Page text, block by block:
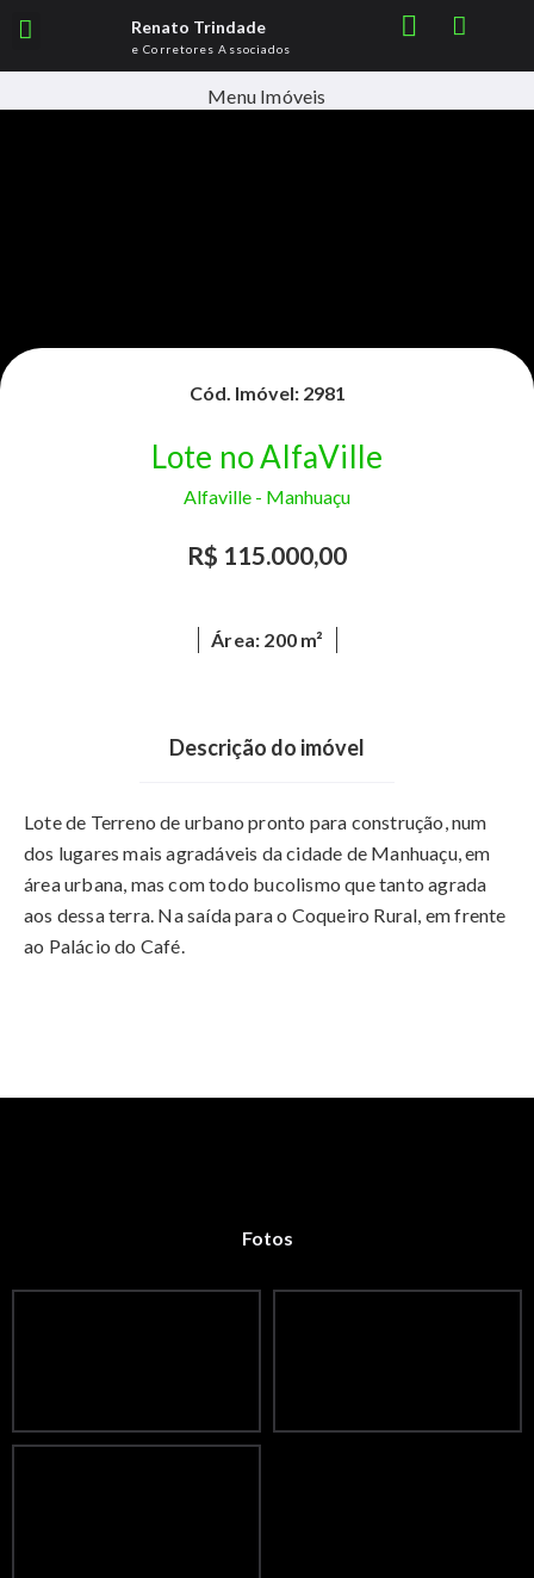
Renato Trindade
e Corretores Associados
Menu Imóveis
Cód. Imóvel: 2981
Lote no AlfaVille
Alfaville - Manhuaçu
R$ 115.000,00
Área: 200 m²
Descrição do imóvel
Lote de Terreno de urbano pronto para construção, num
dos lugares mais agradáveis da cidade de Manhuaçu, em
área urbana, mas com todo bucolismo que tanto agrada
aos dessa terra. Na saída para o Coqueiro Rural, em frente
ao Palácio do Café.
Fotos